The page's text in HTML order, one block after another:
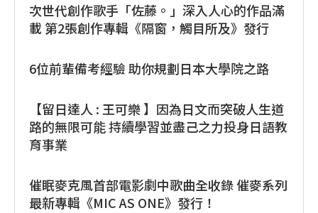
次世代創作歌手「佐藤。」深入人心的作品滿
載 第2張創作專輯《隔窗，觸目所及》發行
6位前輩備考經驗 助你規劃日本大學院之路
【留日達人 : 王可樂 】因為日文而突破人生道
路的無限可能 持續學習並盡己之力投身日語教
育事業
催眠麥克風首部電影劇中歌曲全收錄 催麥系列
最新專輯《MIC AS ONE》發行！